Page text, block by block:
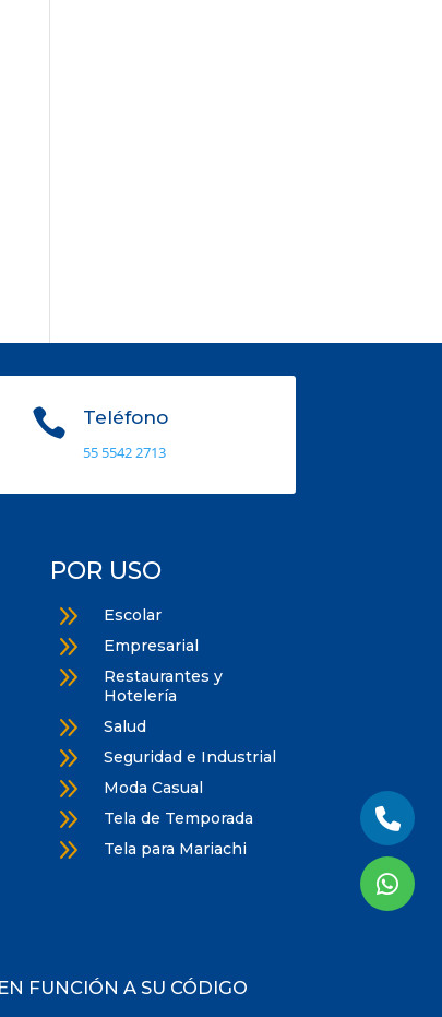
 Teléfono
55 5542 2713
POR USO
9 Escolar
9 Empresarial
9
Restaurantes y
Hotelería
9 Salud
9 Seguridad e Industrial
9 Moda Casual
9 Tela de Temporada
9 Tela para Mariachi
FUNCIÓN A SU CÓDIGO